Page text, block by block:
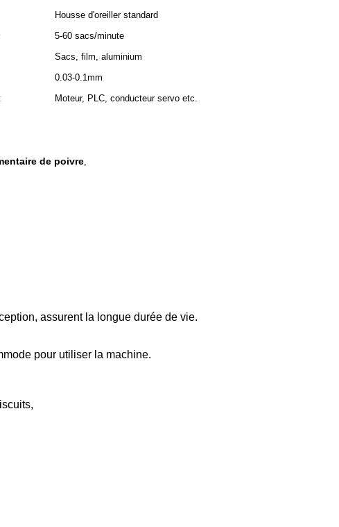
Housse d'oreiller standard
5-60 sacs/minute
Sacs, film, aluminium
0.03-0.1mm
Moteur, PLC, conducteur servo etc.
de poivre,
assurent la longue durée de vie.
pour utiliser la machine.